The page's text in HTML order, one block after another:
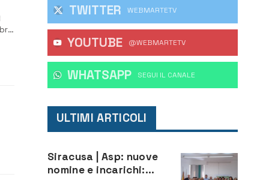
TWITTER WEBMARTETV
YOUTUBE @WEBMARTETV
WHATSAPP ‎SEGUI IL CANALE
ULTIMI ARTICOLI
Siracusa | Asp: nuove
nomine e incarichi: